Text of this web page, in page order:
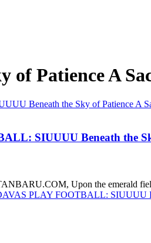
of Patience A
Beneath the Sky of Patience A
SIUUUU Beneath the
Upon the emerald
PLAY FOOTBALL: SIUUUU